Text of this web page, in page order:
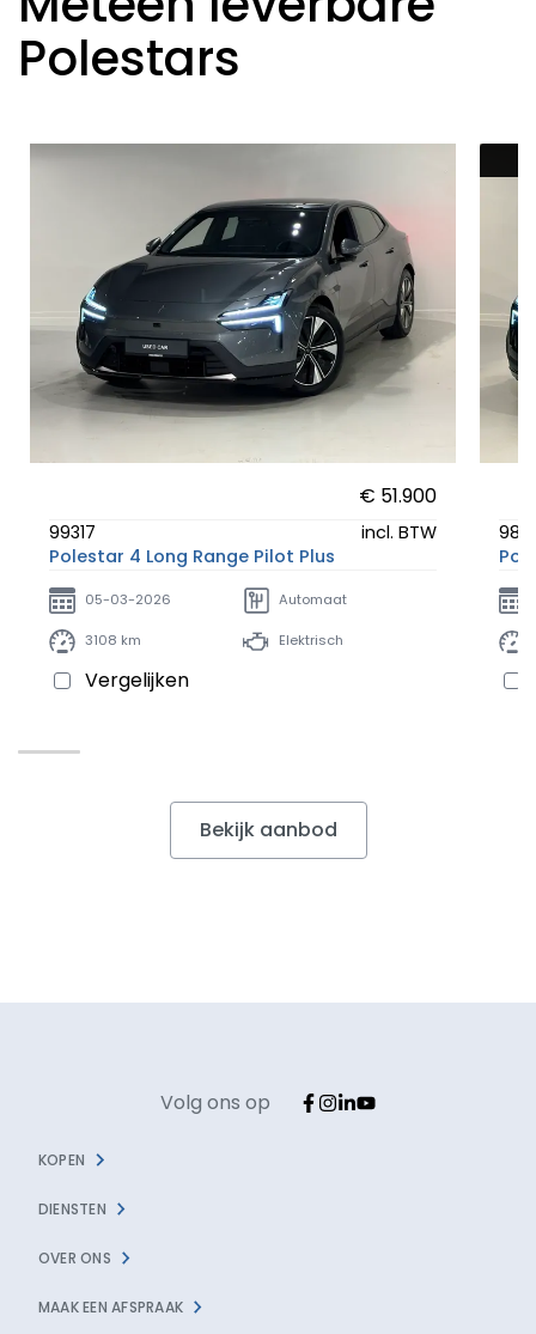
Polestars
€ 51.900
99317
incl. BTW
Polestar 4 Long Range Pilot Plus
05-03-2026 Automaat
3108 km Elektrisch
Vergelijken
Bekijk aanbod
Volg ons op
KOPEN
DIENSTEN
OVER ONS
MAAK EEN AFSPRAAK